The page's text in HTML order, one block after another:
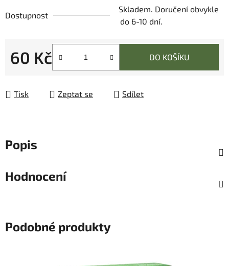
Dostupnost
Skladem. Doručení obvykle
do 6-10 dní.
60 Kč
Měrná cena:
DO KOŠÍKU
Tisk Zeptat se Sdílet
Popis
Hodnocení
Podobné produkty